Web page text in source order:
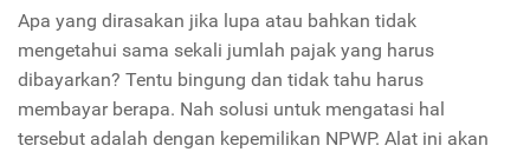
Apa yang dirasakan jika lupa atau bahkan tidak
mengetahui sama sekali jumlah pajak yang harus
dibayarkan? Tentu bingung dan tidak tahu harus
membayar berapa. Nah solusi untuk mengatasi hal
tersebut adalah dengan kepemilikan NPWP. Alat ini akan